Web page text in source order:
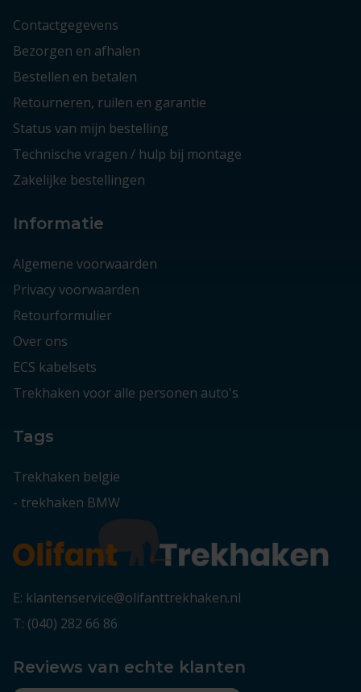
Contactgegevens
Bezorgen en afhalen
Bestellen en betalen
Retourneren, ruilen en garantie
Status van mijn bestelling
Technische vragen / hulp bij montage
Zakelijke bestellingen
Informatie
Algemene voorwaarden
Privacy voorwaarden
Retourformulier
Over ons
ECS kabelsets
Trekhaken voor alle personen auto's
Tags
Trekhaken belgie
- trekhaken BMW
E: klantenservice@olifanttrekhaken.nl
T: (040) 282 66 86
Reviews van echte klanten